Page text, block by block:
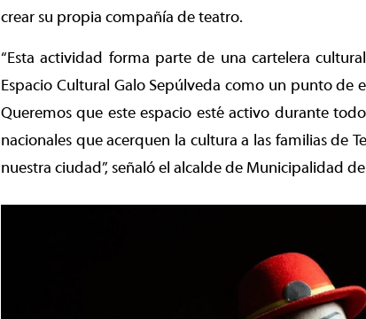
crear su propia compañía de teatro.
“Esta actividad forma parte de una cartelera
Espacio Cultural Galo Sepúlveda como un punto
Queremos que este espacio esté activo durante
nacionales que acerquen la cultura a las familias de
nuestra ciudad”, señaló el alcalde de Municipalidad